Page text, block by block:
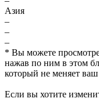
Азия
–
–
–
* Вы можете
нажав по ним в этом
который не меняет
Если вы хотите